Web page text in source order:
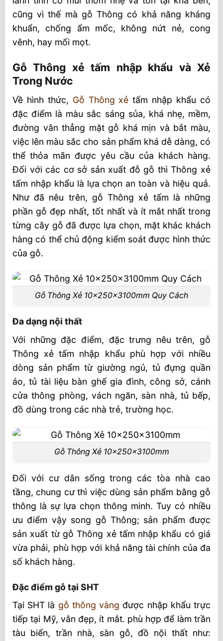
cũng vì thế mà gỗ Thông có khả năng kháng
khuẩn, chống ẩm mốc, không nứt nẻ, cong
vênh, hay mối mọt.
Gỗ Thông xẻ tấm nhập khẩu và Xẻ
Trong Nước
Về hình thức, Gỗ Thông xẻ tấm nhập khẩu có
đặc điểm là màu sắc sáng sủa, khá nhẹ, mềm,
đường vân thẳng mặt gỗ khá mịn và bắt màu,
việc lên màu sắc cho sản phẩm khá dễ dàng, có
thể thỏa mãn được yêu cầu của khách hàng.
Đối với các cơ sở sản xuất đỗ gỗ thì Thông xẻ
tấm nhập khẩu là lựa chọn an toàn và hiệu quả.
Như đã nêu trên, gỗ Thông xẻ tấm là những
phần gỗ đẹp nhất, tốt nhất và ít mắt nhất trong
từng cây gỗ đã được lựa chọn, mặt khác khách
hàng có thể chủ động kiểm soát được hình thức
của gỗ.
Gỗ Thông Xẻ 10x250x3100mm Quy Cách
Đa dạng nội thất
Với những đặc điểm, đặc trưng nêu trên, gỗ
Thông xẻ tấm nhập khẩu phù hợp với nhiều
dòng sản phẩm từ giường ngủ, tủ đựng quần
áo, tủ tài liệu bàn ghế gia đình, công sở, cánh
cửa thông phòng, vách ngăn, sàn nhà, tủ bếp,
đồ dùng trong các nhà trẻ, trường học.
Gỗ Thông Xẻ 10x250x3100mm
Đối với cư dân sống trong các tòa nhà cao
tầng, chung cư thì việc dùng sản phẩm bằng gỗ
thông là sự lựa chọn thông minh. Tuy có nhiều
ưu điểm vậy song gỗ Thông; sản phẩm được
sản xuất từ gỗ Thông xẻ tấm nhập khẩu có giá
vừa phải, phù hợp với khả năng tài chính của đa
số khách hàng.
Đặc điểm gỗ tại SHT
Tại SHT là gỗ thông vàng được nhập khẩu trực
tiếp tại Mỹ, vân đẹp, ít mắt. phù hợp để làm trần
tàu biển, trần nhà, sàn gỗ, đồ nội thất như: